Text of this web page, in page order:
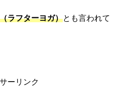
ラフターヨガ）とも言われて
ーリンク